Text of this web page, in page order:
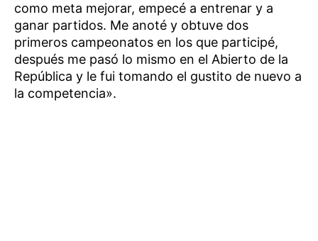
como meta mejorar, empecé a entrenar y a
ganar partidos. Me anoté y obtuve dos
primeros campeonatos en los que participé,
después me pasó lo mismo en el Abierto de la
República y le fui tomando el gustito de nuevo a
la competencia».